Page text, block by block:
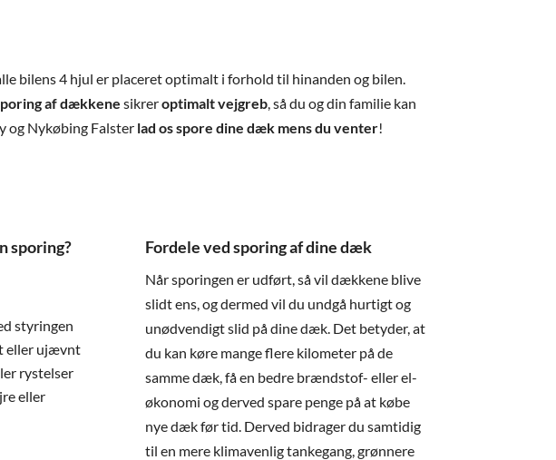
bilens 4 hjul er placeret optimalt i forhold til hinanden og bilen.
af dækkene sikreroptimalt vejgreb , så du og din familie kan
og Nykøbing Falster lad os spore dine dæk mens du venter!
sporing?
styringen
eller ujævnt
rystelser
eller
Fordele ved sporing af dine dæk
Når sporingen er udført, så vil dækkene blive
slidt ens, og dermed vil du undgå hurtigt og
unødvendigt slid på dine dæk. Det betyder, at
du kan køre mange flere kilometer på de
samme dæk, få en bedre brændstof- eller el-
økonomi og derved spare penge på at købe
nye dæk før tid. Derved bidrager du samtidig
til en mere klimavenlig tankegang, grønnere